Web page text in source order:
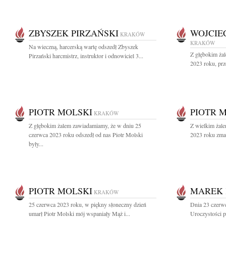
ZBYSZEK PIRZAŃSKI KRAKÓW
Na wieczną, harcerską wartę odszedł Zbyszek
Pirzański harcmistrz, instruktor i odnowiciel 3...
KRAKÓW
Z głębokim
2023 roku,
PIOTR MOLSKI KRAKÓW
Z głębokim żalem zawiadamiamy, że w dniu 25
czerwca 2023 roku odszedł od nas Piotr Molski
były...
PIOTR
Z wielkim
2023 roku
PIOTR MOLSKI KRAKÓW
25 czerwca 2023 roku, w piękny słoneczny dzień
umarł Piotr Molski mój wspaniały Mąż i...
MAREK
Dnia 23
Uroczystości